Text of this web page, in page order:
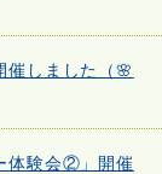
催しました（🌸
体験会②」開催